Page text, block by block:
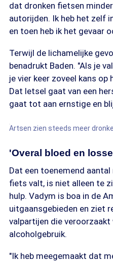
dat dronken fietsen
autorijden. Ik heb het zelf
en toen heb ik het gevaar
Terwijl de lichamelijke
benadrukt Baden. "Als je
je vier keer zoveel kans op
Dat letsel gaat van een
gaat tot aan ernstige en
Artsen zien steeds meer
'Overal bloed en
Dat een toenemend aantal
fiets valt, is niet alleen te
hulp. Vadym is boa in de
uitgaansgebieden en ziet
valpartijen die
alcoholgebruik.
"Ik heb meegemaakt dat